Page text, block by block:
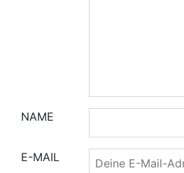
NAME
E-MAIL